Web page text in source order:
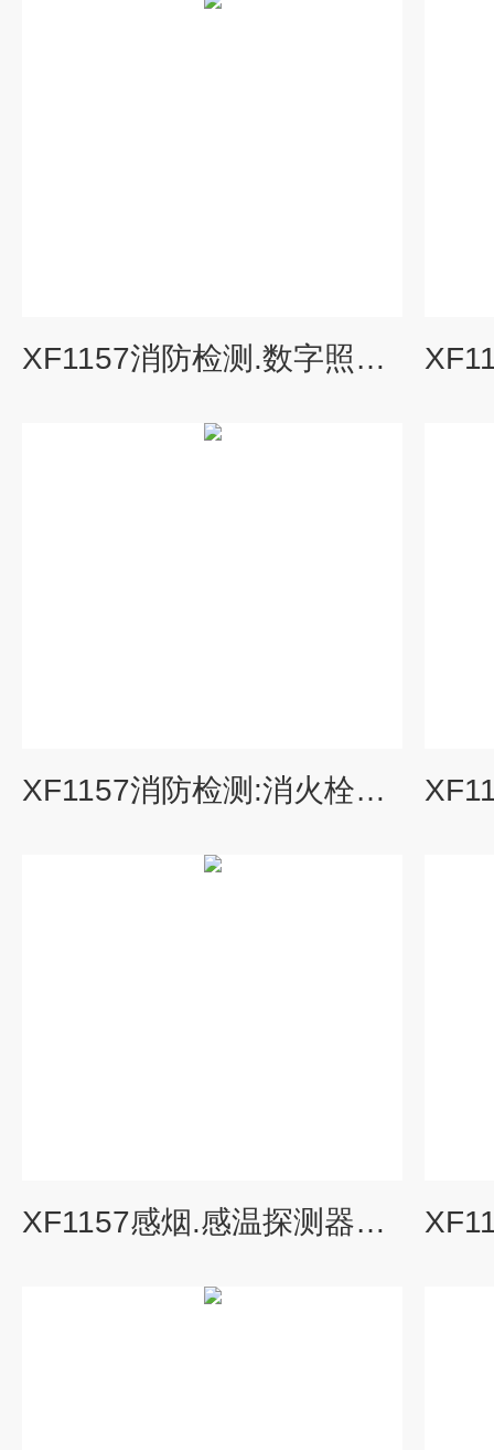
XF1157消防检测.数字照度计.声级计.风速计.微压计
XF1157消防检测:消火栓测压接头.喷水末端试水接头
XF1157感烟.感温探测器功能试验器.消防烟温检测仪